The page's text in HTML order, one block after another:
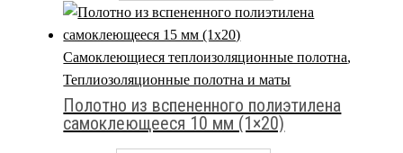
Самоклеющиеся теплоизоляционные полотна,
Теплиозоляционные полотна и маты
Полотно из вспененного полиэтилена
самоклеющееся 10 мм (1×20)